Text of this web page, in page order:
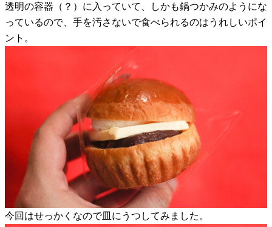
透明の容器（？）に入っていて、しかも鍋つかみのようにな
っているので、手を汚さないで食べられるのはうれしいポイ
ント。
今回はせっかくなので皿にうつしてみました。